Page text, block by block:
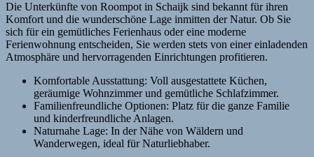
Die Unterkünfte von Roompot in Schaijk sind bekannt für ihren
Komfort und die wunderschöne Lage inmitten der Natur. Ob Sie
sich für ein gemütliches Ferienhaus oder eine moderne
Ferienwohnung entscheiden, Sie werden stets von einer einladenden
Atmosphäre und hervorragenden Einrichtungen profitieren.
Komfortable Ausstattung: Voll ausgestattete Küchen,
geräumige Wohnzimmer und gemütliche Schlafzimmer.
Familienfreundliche Optionen: Platz für die ganze Familie
und kinderfreundliche Anlagen.
Naturnahe Lage: In der Nähe von Wäldern und
Wanderwegen, ideal für Naturliebhaber.